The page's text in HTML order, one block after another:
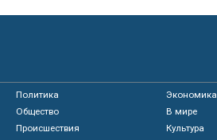
Политика
Экономика
Общество
В мире
Происшествия
Культура